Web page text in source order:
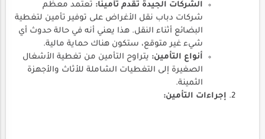
الشركات الجيدة تقدم تأمينًا: تعتمد معظم
شركات دباب نقل الأغراض على توفير تأمين لتغطية
البضائع أثناء النقل. هذا يعني أنه في حالة حدوث أي
شيء غير متوقع، ستكون هناك حماية مالية.
أنواع التأمين: يتراوح التأمين من تغطية الأشغال
الصغيرة إلى التغطيات الشاملة للأثاث والأجهزة
الثمينة.
إجراءات التأمين: